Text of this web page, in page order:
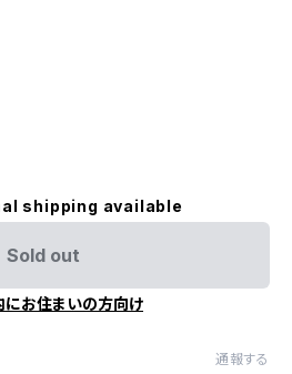
shipping available
Sold out
にお住まいの方向け
通報する